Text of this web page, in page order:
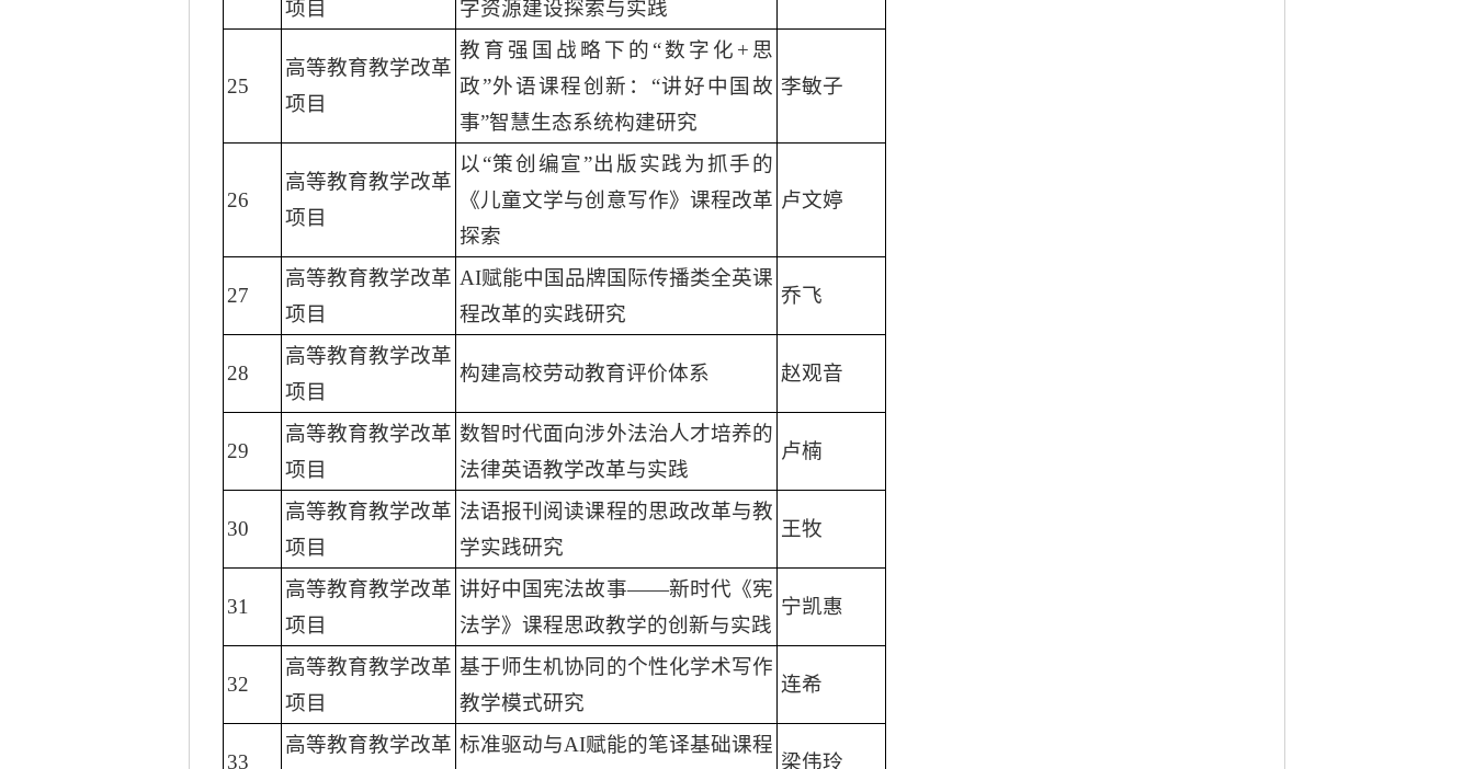
项目
字资源建设探索与实践
25
高等教育教学改革
项目
教育强国战略下的“数字化+思
政”外语课程创新：“讲好中国故
事”智慧生态系统构建研究
李敏子
26
高等教育教学改革
项目
以“策创编宣”出版实践为抓手的
《儿童文学与创意写作》课程改革
探索
卢文婷
27
高等教育教学改革
项目
AI赋能中国品牌国际传播类全英课
程改革的实践研究
乔飞
28
高等教育教学改革
项目
构建高校劳动教育评价体系 赵观音
29
高等教育教学改革
项目
数智时代面向涉外法治人才培养的
法律英语教学改革与实践
卢楠
30
高等教育教学改革
项目
法语报刊阅读课程的思政改革与教
学实践研究
王牧
31
高等教育教学改革
项目
讲好中国宪法故事——新时代《宪
法学》课程思政教学的创新与实践
宁凯惠
32
高等教育教学改革
项目
基于师生机协同的个性化学术写作
教学模式研究
连希
33
高等教育教学改革 标准驱动与AI赋能的笔译基础课程
梁伟玲